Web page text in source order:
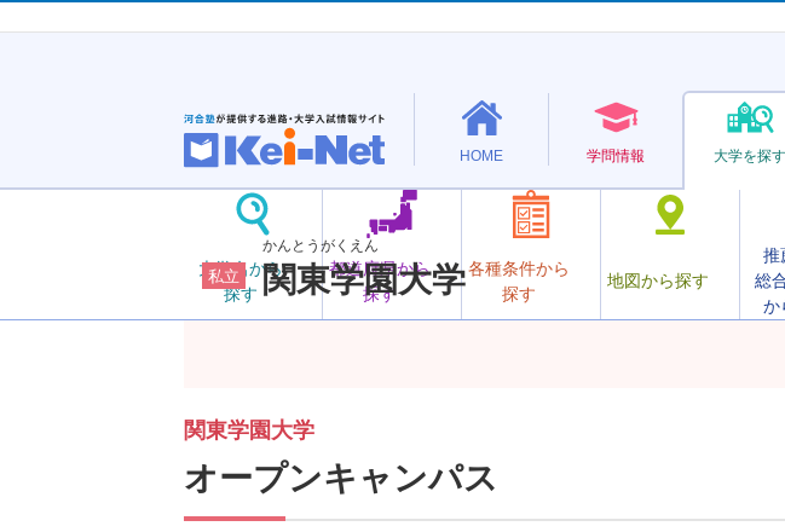
HOME 学問情報 大学を探す
大学名から
探す
都道府県から
探す
各種条件から
探す
地図から探す
推
総
か
私立
かんとうがくえん
関東学園大学
関東学園大学
オープンキャンパス